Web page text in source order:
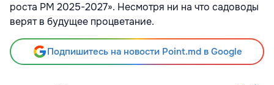
роста РМ 2025-2027». Несмотря ни на что садоводы
верят в будущее процветание.
Подпишитесь на новости Point.md в Google